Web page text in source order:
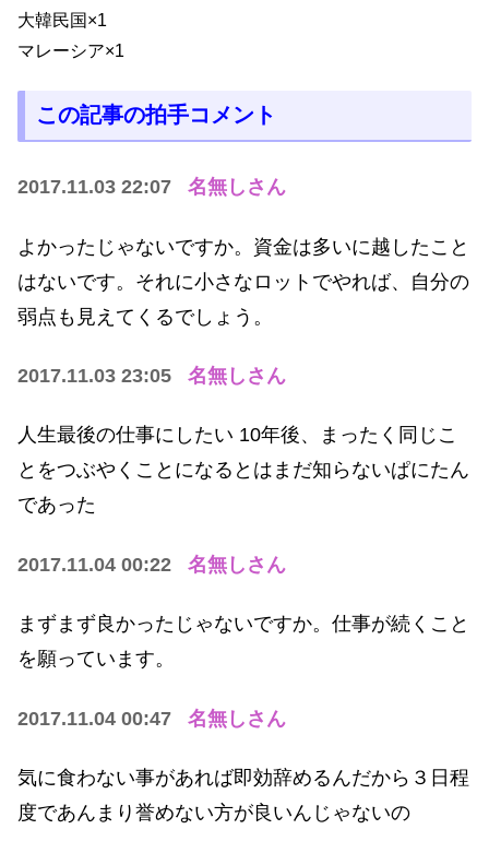
大韓民国×1
マレーシア×1
この記事の拍手コメント
2017.11.03 22:07 名無しさん
よかったじゃないですか。資金は多いに越したこと
はないです。それに小さなロットでやれば、自分の
弱点も見えてくるでしょう。
2017.11.03 23:05 名無しさん
人生最後の仕事にしたい 10年後、まったく同じこ
とをつぶやくことになるとはまだ知らないぱにたん
であった
2017.11.04 00:22 名無しさん
まずまず良かったじゃないですか。仕事が続くこと
を願っています。
2017.11.04 00:47 名無しさん
気に食わない事があれば即効辞めるんだから３日程
度であんまり誉めない方が良いんじゃないの